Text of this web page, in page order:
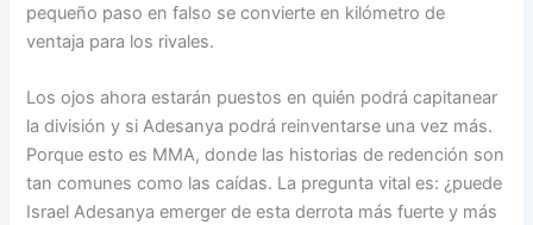
pequeño paso en falso se convierte en kilómetro de
ventaja para los rivales.
Los ojos ahora estarán puestos en quién podrá capitanear
la división y si Adesanya podrá reinventarse una vez más.
Porque esto es MMA, donde las historias de redención son
tan comunes como las caídas. La pregunta vital es: ¿puede
Israel Adesanya emerger de esta derrota más fuerte y más